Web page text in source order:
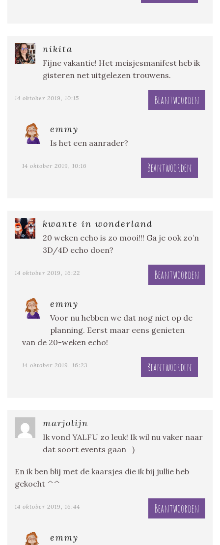
nikita
Fijne vakantie! Het meisjesmanifest heb ik
gisteren net uitgelezen trouwens.
14 oktober 2019, 10:15 Beantwoorden
emmy
Is het een aanrader?
14 oktober 2019, 10:16 Beantwoorden
kwante in wonderland
20 weken echo is zo mooi!!! Ga je ook zo’n
3D/4D echo doen?
14 oktober 2019, 16:22 Beantwoorden
emmy
Voor nu hebben we dat nog niet op de
planning. Eerst maar eens genieten
van de 20-weken echo!
14 oktober 2019, 16:23 Beantwoorden
marjolijn
Ik vond YALFU zo leuk! Ik wil nu vaker naar
dat soort events gaan =)
En ik ben blij met de kaarsjes die ik bij jullie heb
gekocht ^^
14 oktober 2019, 16:44 Beantwoorden
emmy